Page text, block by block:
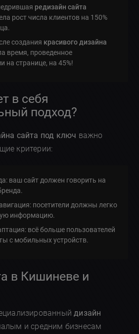
редизайн сайта
рост числа клиентов на 150%
создания красивого дизайна
время, проведенное
на странице, на 45%!
в себя
подход?
сайта под ключ важно
критерии:
ваш сайт должен говорить на
посетители должны легко
информацию.
всё больше пользователей
с мобильных устройств.
в Кишиневе и
дизайн
и средним бизнесам